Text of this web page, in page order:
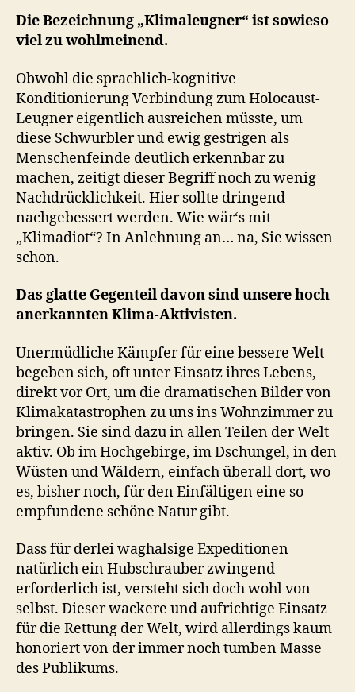
Die Bezeichnung „Klimaleugner“ ist sowieso
viel zu wohlmeinend.
Obwohl die sprachlich-kognitive
KonditionierungVerbindung zum Holocaust-
Leugner eigentlich ausreichen müsste, um
diese Schwurbler und ewig gestrigen als
Menschenfeinde deutlich erkennbar zu
machen, zeitigt dieser Begriff noch zu wenig
Nachdrücklichkeit. Hier sollte dringend
nachgebessert werden. Wie wär‘s mit
„Klimadiot“? In Anlehnung an… na, Sie wissen
schon.
Das glatte Gegenteil davon sind unsere hoch
anerkannten Klima-Aktivisten.
Unermüdliche Kämpfer für eine bessere Welt
begeben sich, oft unter Einsatz ihres Lebens,
direkt vor Ort, um die dramatischen Bilder von
Klimakatastrophen zu uns ins Wohnzimmer zu
bringen. Sie sind dazu in allen Teilen der Welt
aktiv. Ob im Hochgebirge, im Dschungel, in den
Wüsten und Wäldern, einfach überall dort, wo
es, bisher noch, für den Einfältigen eine so
empfundene schöne Natur gibt.
Dass für derlei waghalsige Expeditionen
natürlich ein Hubschrauber zwingend
erforderlich ist, versteht sich doch wohl von
selbst. Dieser wackere und aufrichtige Einsatz
für die Rettung der Welt, wird allerdings kaum
honoriert von der immer noch tumben Masse
des Publikums.